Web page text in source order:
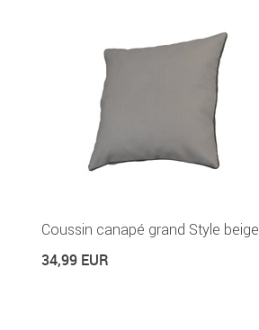
Coussin canapé grand Style beige
34,99 EUR